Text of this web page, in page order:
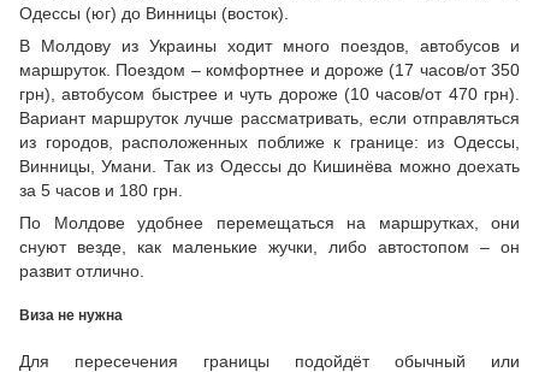
Одессы (юг) до Винницы (восток).
В Молдову из Украины ходит много поездов, автобусов и
маршруток. Поездом – комфортнее и дороже (17 часов/от 350
грн), автобусом быстрее и чуть дороже (10 часов/от 470 грн).
Вариант маршруток лучше рассматривать, если отправляться
из городов, расположенных поближе к границе: из Одессы,
Винницы, Умани. Так из Одессы до Кишинёва можно доехать
за 5 часов и 180 грн.
По Молдове удобнее перемещаться на маршрутках, они
снуют везде, как маленькие жучки, либо автостопом – он
развит отлично.
Виза не нужна
Для пересечения границы подойдёт обычный или